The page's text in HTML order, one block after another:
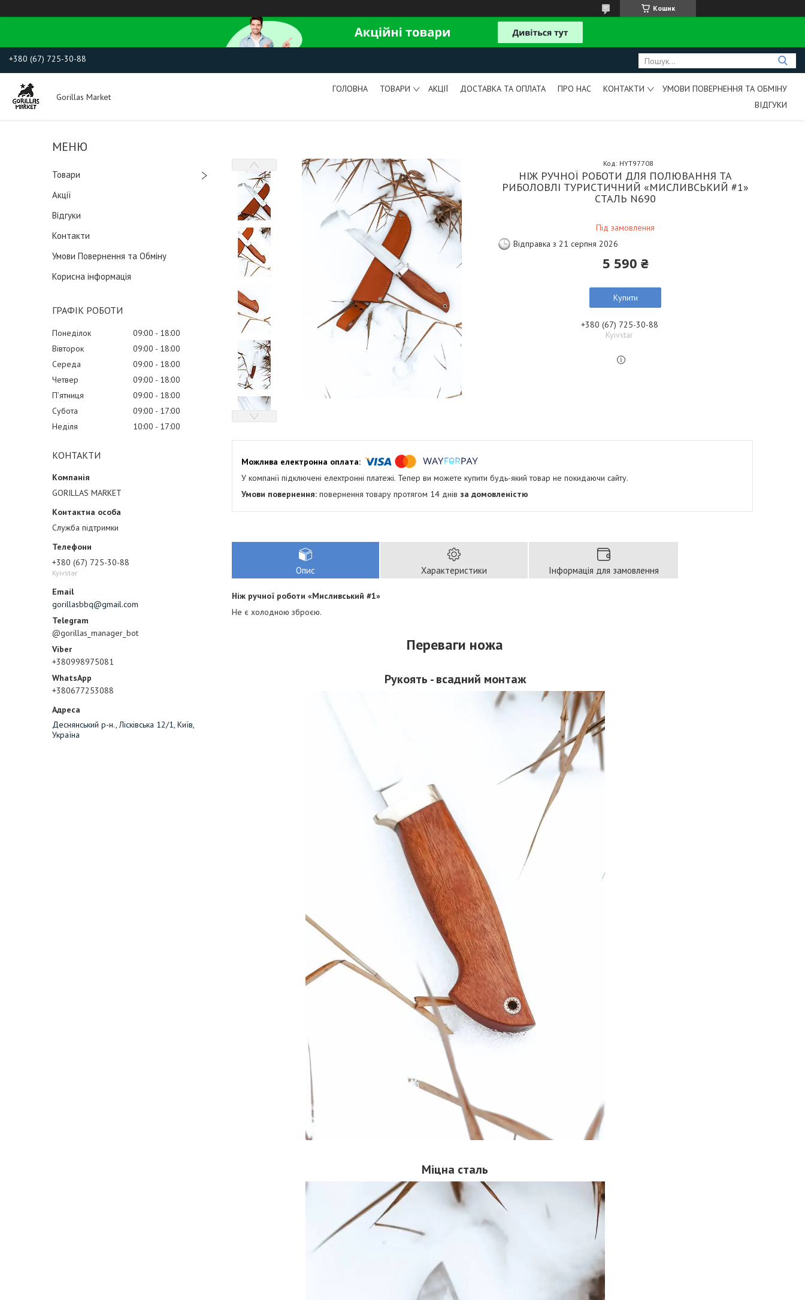
Кошик
+380 (67) 725-30-88
Gorillas Market
ГОЛОВНА ТОВАРИ АКЦІЇ ДОСТАВКА ТА ОПЛАТА ПРО НАС КОНТАКТИ
УМОВИ ПОВЕРНЕННЯ ТА ОБМІНУ
ВІДГУКИ
Товари
Акції
Відгуки
Контакти
Умови Повернення та Обміну
Корисна інформація
ГРАФІК РОБОТИ
Понеділок 09:00
18:00
Вівторок
09:00
18:00
Середа
09:00
18:00
Четвер
09:00
18:00
Пʼятниця
09:00
18:00
Субота
09:00
17:00
Неділя
10:00 17:00
КОНТАКТИ
GORILLAS MARKET
Служба підтримки
+380 (67) 725-30-88
Kyivstar
gorillasbbq@gmail.com
@gorillas_manager_bot
+380998975081
+380677253088
Деснянський р-н., Лісківська 12/1, Київ,
Україна
НІЖ РУЧНОЇ РОБОТИ ДЛЯ ПОЛЮВАННЯ ТА
РИБОЛОВЛІ ТУРИСТИЧНИЙ «МИСЛИВСЬКИЙ #1»
СТАЛЬ N690
Під замовлення
Код: HYT97708
Відправка з 21 серпня 2026
5 590 ₴
Купити
+380 (67) 725-30-88
Kyivstar
У компанії підключені електронні платежі. Тепер ви можете купити будь-який товар не покидаючи сайту.
повернення товару протягом 14 днів за домовленістю
Опис Характеристики Інформація для замовлення
Ніж ручної роботи «Мисливський #1»
Не є холодною зброєю.
Переваги ножа
Рукоять - всадний монтаж
Міцна сталь